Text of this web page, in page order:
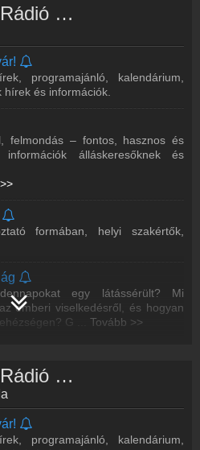
Kériné Anita szakáccsal,
séffel, valamint Karetka Katalin
közéleti, politikai, gazdasági,
főelőadó és Pápai Imre
információk a város és
mindennapjairól.
a Média
...Tovább >>
és távol-keleti harcművészeti
elnevezése a japán
fordításban az „út követésére
Tovább >>
Fejér Vármegyei Kormányhivatal
főállatorvos
Vörösmarty Rádió műsorai
programajánló, kalendárium,
hírek és információk.
felmondás – fontos, hasznos és
információk álláskeresőknek és
formában, helyi szakértők,
egy látássérült? Mi
emberi viselkedésről, és hogyan
G
Tovább >>
Kériné Anita szakáccsal,
séffel, valamint Karetka Katalin
Tovább >>
közéleti, politikai, gazdasági,
Vörösmarty Rádió műsorai
programajánló, kalendárium,